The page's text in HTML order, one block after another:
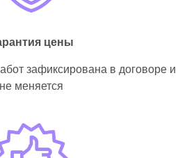
цены
зафиксирована в договореи
не меняется